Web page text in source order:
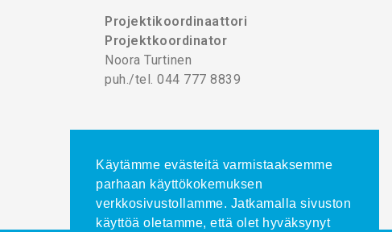
Projektikoordinaattori
Projektkoordinator
Noora Turtinen
puh./tel. 044 777 8839
Käytämme evästeitä varmistaaksemme
parhaan käyttökokemuksen
verkkosivustollamme. Jatkamalla sivuston
käyttöä oletamme, että olet hyväksynyt